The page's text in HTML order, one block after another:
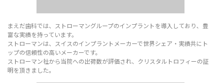
まえだ歯科では、ストローマングループのインプラントを導入しており、豊
富な実績を持っています。
ストローマンは、スイスのインプラントメーカーで世界シェア・実績共にト
ップの信頼性の高いメーカーです。
ストローマン社から当院への出荷数が評価され、クリスタルトロフィーの証
明を頂きました。